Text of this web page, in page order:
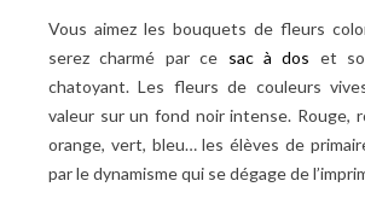
Vous aimez les bouquets de fleurs
serez charmé par ce sac à dos et
chatoyant. Les fleurs de couleurs
valeur sur un fond noir intense. Rouge,
orange, vert, bleu… les élèves de
par le dynamisme qui se dégage de